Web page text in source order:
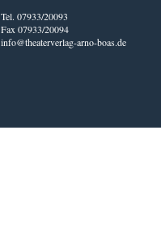
Tel. 07933/20093
Fax 07933/20094
info@theaterverlag-arno-boas.de